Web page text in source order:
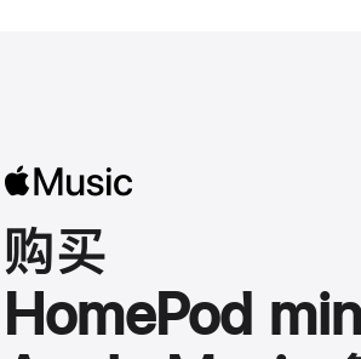
购买
HomePod mini